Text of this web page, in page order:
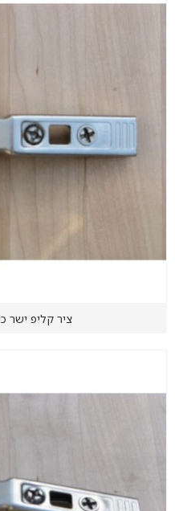
ציר קליפ ישר כיסוי 22 BL13002